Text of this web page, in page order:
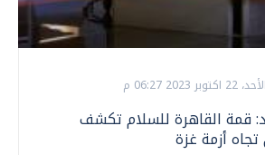
الأحد، 22 اكتوبر 2023 06:27 م
قمة القاهرة للسلام تكشف
أزمة غزة